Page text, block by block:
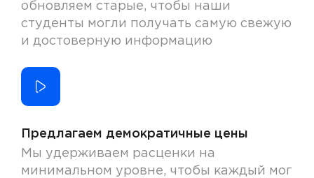
обновляем старые, чтобы наши
студенты могли получать самую свежую
и достоверную информацию
Предлагаем демократичные цены
Мы удерживаем расценки на
минимальном уровне, чтобы каждый мог